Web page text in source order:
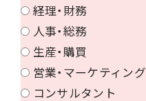
経理・財務
人事・総務
生産・購買
営業・マーケティング
コンサルタント